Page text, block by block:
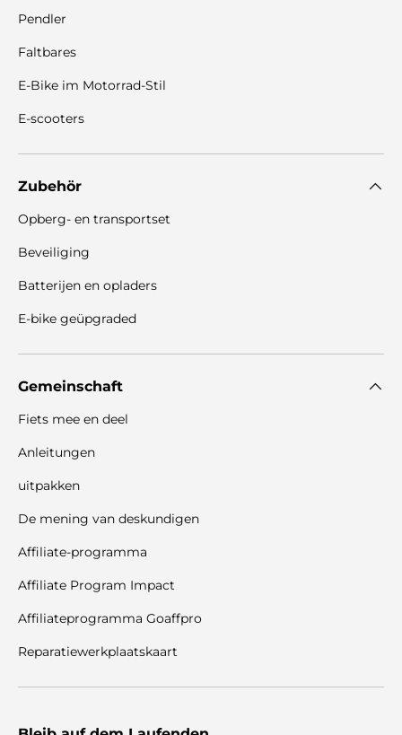
Pendler
Faltbares
E-Bike im Motorrad-Stil
E-scooters
Zubehör
Opberg- en transportset
Beveiliging
Batterijen en opladers
E-bike geüpgraded
Gemeinschaft
Fiets mee en deel
Anleitungen
uitpakken
De mening van deskundigen
Affiliate-programma
Affiliate Program Impact
Affiliateprogramma Goaffpro
Reparatiewerkplaatskaart